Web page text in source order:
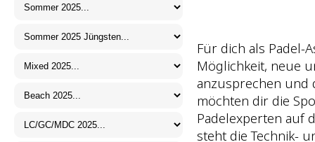
Für dich als Padel-
Möglichkeit, neue
anzusprechen und
möchten dir die
Padelexperten auf
steht die Technik-